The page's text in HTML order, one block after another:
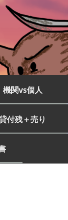
機関vs個人
付残＋売り